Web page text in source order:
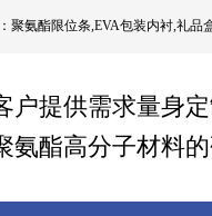
聚氨酯限位条,EVA包装内衬,礼
户提供需求量身定
氨酯高分子材料